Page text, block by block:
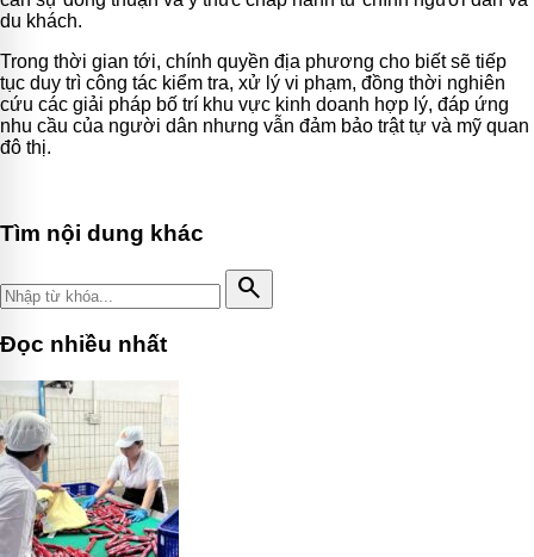
du khách.
Trong thời gian tới, chính quyền địa phương cho biết sẽ tiếp
tục duy trì công tác kiểm tra, xử lý vi phạm, đồng thời nghiên
cứu các giải pháp bố trí khu vực kinh doanh hợp lý, đáp ứng
nhu cầu của người dân nhưng vẫn đảm bảo trật tự và mỹ quan
đô thị.
Tìm nội dung khác
search
Đọc nhiều nhất